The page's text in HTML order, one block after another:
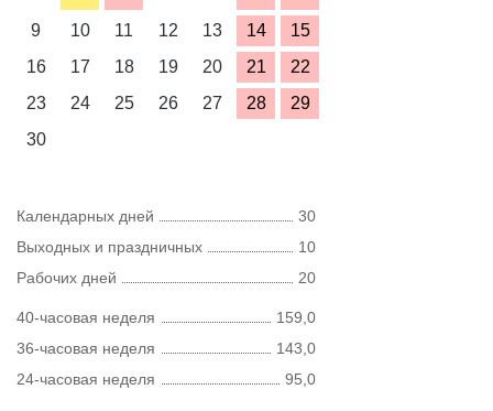
9
10 11 12 13 14
15
16
17 18 19 20 21
22
23
24 25 26 27 28
29
30
Календарных дней
30
Выходных и праздничных
10
Рабочих дней
20
40-часовая неделя
159,0
36-часовая неделя
143,0
24-часовая неделя
95,0